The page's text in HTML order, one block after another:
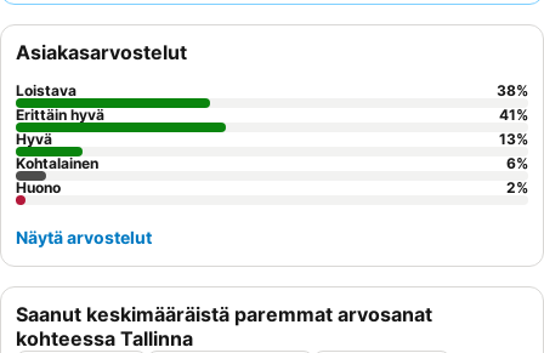
siisteyttä. Ainutlaatuisen kokemuksen saamiseksi harkitse
saunan ja kylmäaltaan
Saanut keskimääräistä paremmat arvosanat
kohteessa Tallinna
Asiakasarvostelut
Loistava 38%
Erittäin hyvä
41%
Hyvä
13%
Kohtalainen
6%
Huono
2%
Näytä arvostelut